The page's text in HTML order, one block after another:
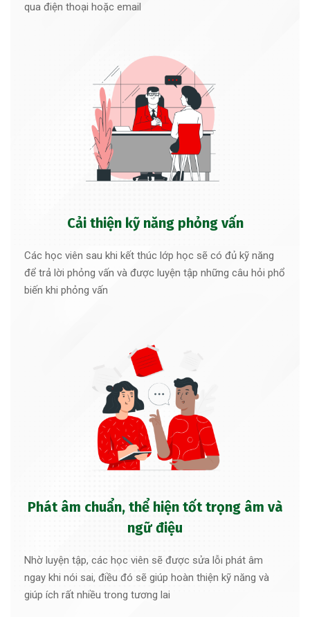
qua điện thoại hoặc email
Cải thiện kỹ năng phỏng vấn
Các học viên sau khi kết thúc lớp học sẽ có đủ kỹ năng
để trả lời phỏng vấn và được luyện tập những câu hỏi phổ
biến khi phỏng vấn
Phát âm chuẩn, thể hiện tốt trọng âm và
ngữ điệu
Nhờ luyện tập, các học viên sẽ được sửa lỗi phát âm
ngay khi nói sai, điều đó sẽ giúp hoàn thiện kỹ năng và
giúp ích rất nhiều trong tương lai